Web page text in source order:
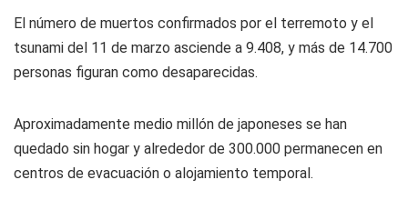
El número de muertos confirmados por el terremoto y el
tsunami del 11 de marzo asciende a 9.408, y más de 14.700
personas figuran como desaparecidas.
Aproximadamente medio millón de japoneses se han
quedado sin hogar y alrededor de 300.000 permanecen en
centros de evacuación o alojamiento temporal.